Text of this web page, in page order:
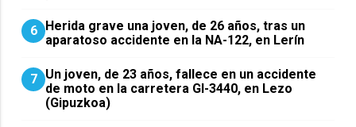
6 Herida grave una joven, de 26 años, tras un
aparatoso accidente en la NA-122, en Lerín
7 Un joven, de 23 años, fallece en un accidente
de moto en la carretera GI-3440, en Lezo
(Gipuzkoa)